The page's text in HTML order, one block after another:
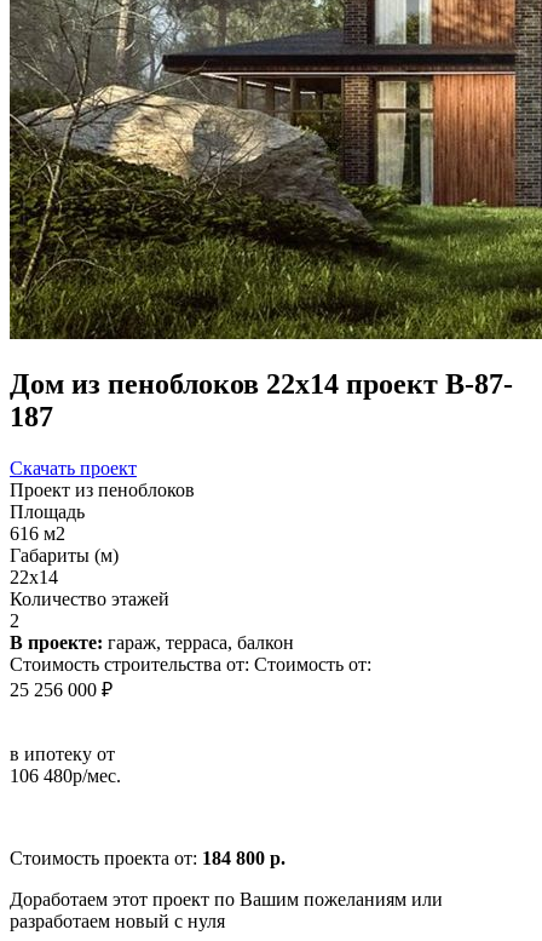
Дом из пеноблоков 22х14 проект В-87-
187
Скачать проект
Проект из пеноблоков
Площадь
616 м2
Габариты (м)
22x14
Количество этажей
2
В проекте: гараж, терраса, балкон
Стоимость строительства от: Стоимость от:
25 256 000 ₽
в ипотеку от
106 480р/мес.
Стоимость проекта от: 184 800 р.
Доработаем этот проект по Вашим пожеланиям или
разработаем новый с нуля